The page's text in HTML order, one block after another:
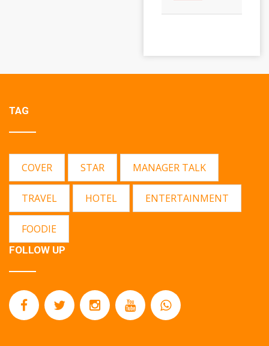
TAG
COVER STAR MANAGER TALK
TRAVEL HOTEL ENTERTAINMENT
FOODIE
FOLLOW UP